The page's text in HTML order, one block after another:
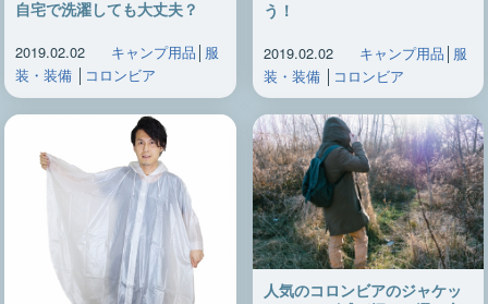
自宅で洗濯しても大丈夫？
2019.02.02 キャンプ用品 服
装・装備│ コロンビア
う！
2019.02.02 キャンプ用品 │ 服
装・装備│ コロンビア
人気のコロンビアのジャケッ